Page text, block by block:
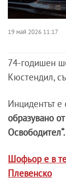
19 май 2026 11:17
74-годишен
Кюстендил,
Инцидентът е
образувано
Освободител“.
Шофьор е в
Плевенско